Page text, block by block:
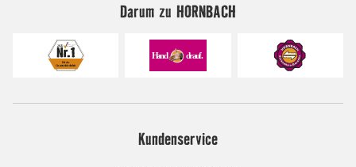
Darum zu HORNBACH
Kundenservice